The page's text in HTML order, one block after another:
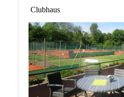
Clubhaus